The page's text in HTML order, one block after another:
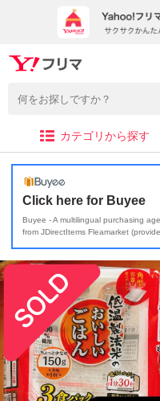
カテゴリから探す
Click here for Buyee
Buyee - A multilingual purchasing
from JDirectItems Fleamarket